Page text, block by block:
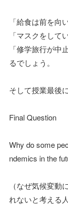
「給食は前を向
「マスクをして
「修学旅行が中
るでしょう。
そして授業最後
Final Question
Why do some
ndemics in the
（なぜ気候変動
れないと考える